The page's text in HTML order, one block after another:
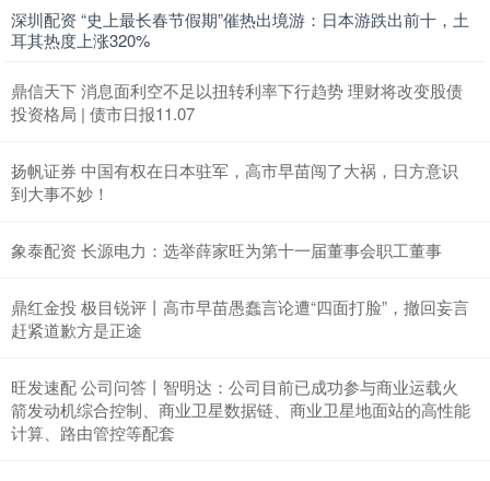
深圳配资 “史上最长春节假期”催热出境游：日本游跌出前十，土
耳其热度上涨320%
鼎信天下 消息面利空不足以扭转利率下行趋势 理财将改变股债
投资格局 | 债市日报11.07
扬帆证券 中国有权在日本驻军，高市早苗闯了大祸，日方意识
到大事不妙！
象泰配资 长源电力：选举薛家旺为第十一届董事会职工董事
鼎红金投 极目锐评丨高市早苗愚蠢言论遭“四面打脸”，撤回妄言
赶紧道歉方是正途
旺发速配 公司问答丨智明达：公司目前已成功参与商业运载火
箭发动机综合控制、商业卫星数据链、商业卫星地面站的高性能
计算、路由管控等配套